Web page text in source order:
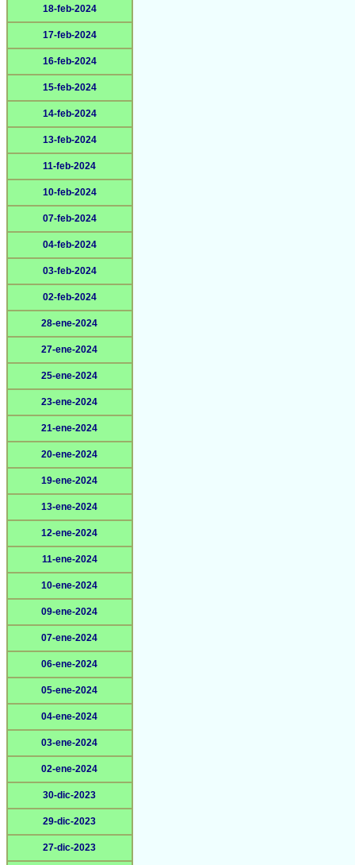
18-feb-2024
17-feb-2024
16-feb-2024
15-feb-2024
14-feb-2024
13-feb-2024
11-feb-2024
10-feb-2024
07-feb-2024
04-feb-2024
03-feb-2024
02-feb-2024
28-ene-2024
27-ene-2024
25-ene-2024
23-ene-2024
21-ene-2024
20-ene-2024
19-ene-2024
13-ene-2024
12-ene-2024
11-ene-2024
10-ene-2024
09-ene-2024
07-ene-2024
06-ene-2024
05-ene-2024
04-ene-2024
03-ene-2024
02-ene-2024
30-dic-2023
29-dic-2023
27-dic-2023